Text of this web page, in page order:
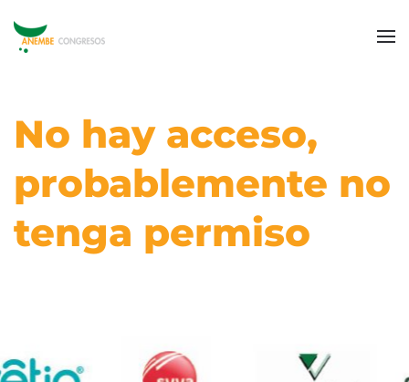
No hay acceso,
probablemente no
tenga permiso